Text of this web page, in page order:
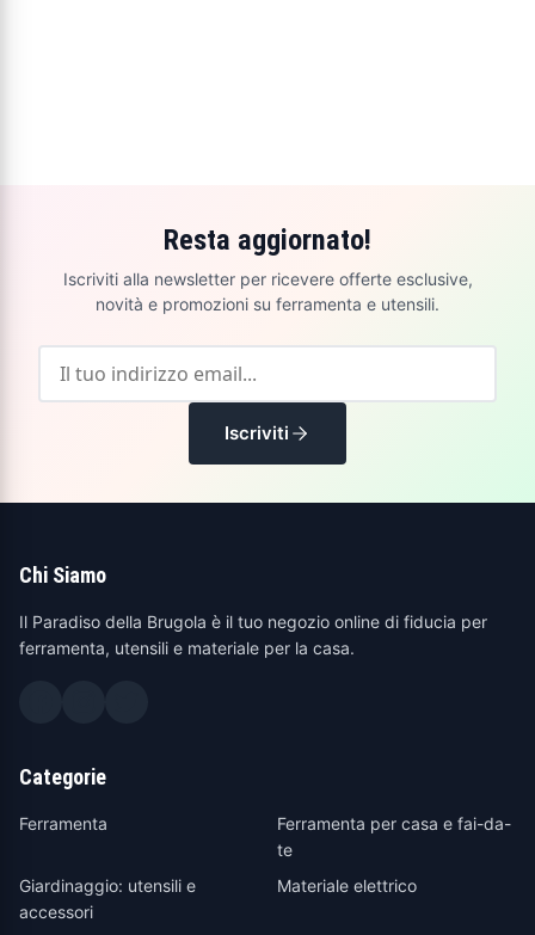
Resta aggiornato!
Iscriviti alla newsletter per ricevere offerte esclusive,
novità e promozioni su ferramenta e utensili.
Iscriviti
Chi Siamo
Il Paradiso della Brugola è il tuo negozio online di fiducia per
ferramenta, utensili e materiale per la casa.
Categorie
Ferramenta
Ferramenta per casa e fai-da-
te
Giardinaggio: utensili e
accessori
Materiale elettrico